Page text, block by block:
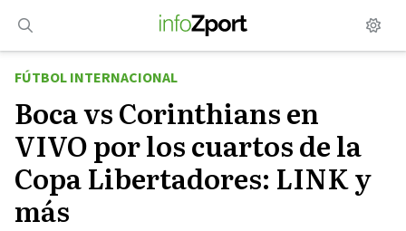
contenido
FÚTBOL INTERNACIONAL
Boca vs Corinthians en
VIVO por los cuartos de la
Copa Libertadores: LINK y
más